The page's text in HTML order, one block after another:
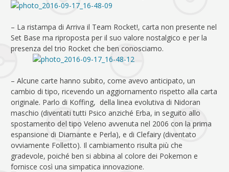
– La ristampa di Arriva il Team Rocket!, carta non presente nel
Set Base ma riproposta per il suo valore nostalgico e per la
presenza del trio Rocket che ben conosciamo.
– Alcune carte hanno subito, come avevo anticipato, un
cambio di tipo, ricevendo un aggiornamento rispetto alla carta
originale. Parlo di Koffing, della linea evolutiva di Nidoran
maschio (diventati tutti Psico anziché Erba, in seguito allo
spostamento del tipo Veleno avvenuta nel 2006 con la prima
espansione di Diamante e Perla), e di Clefairy (diventato
ovviamente Folletto). Il cambiamento risulta più che
gradevole, poiché ben si abbina al colore dei Pokemon e
fornisce così una simpatica innovazione.